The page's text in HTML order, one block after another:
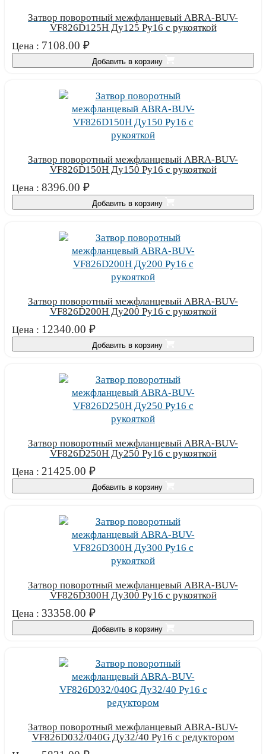
Затвор поворотный межфланцевый ABRA-BUV-
VF826D125H Ду125 Ру16 с рукояткой
Цена : 7108.00 ₽
Добавить в корзину
Затвор поворотный межфланцевый ABRA-BUV-
VF826D150H Ду150 Ру16 с рукояткой
Цена : 8396.00 ₽
Добавить в корзину
Затвор поворотный межфланцевый ABRA-BUV-
VF826D200H Ду200 Ру16 с рукояткой
Цена : 12340.00 ₽
Добавить в корзину
Затвор поворотный межфланцевый ABRA-BUV-
VF826D250H Ду250 Ру16 с рукояткой
Цена : 21425.00 ₽
Добавить в корзину
Затвор поворотный межфланцевый ABRA-BUV-
VF826D300H Ду300 Ру16 с рукояткой
Цена : 33358.00 ₽
Добавить в корзину
Затвор поворотный межфланцевый ABRA-BUV-
VF826D032/040G Ду32/40 Ру16 с редуктором